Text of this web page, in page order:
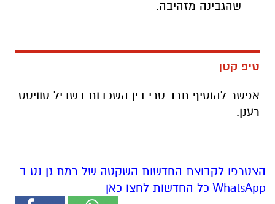
טיפ קטן
רענן.
הצטרפו לקבוצת החדשות השקטה של רמת גן נט ב-
אולי יעניין אותך גם